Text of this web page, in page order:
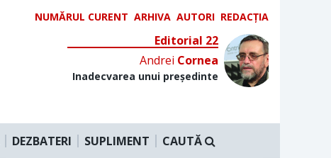
NUMĂRUL CURENT ARHIVA AUTORI REDACȚIA
Editorial 22
Andrei Cornea
Inadecvarea unui președinte
DEZBATERI SUPLIMENT CAUTĂ